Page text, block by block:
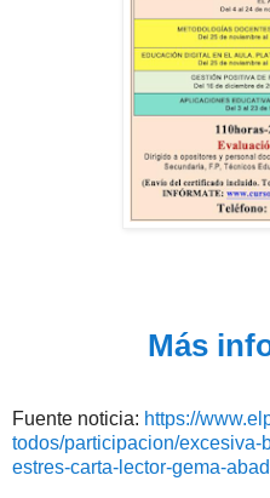
Más
Fuente noticia: https://
todos/participacion/
estres-carta-lector-gema-